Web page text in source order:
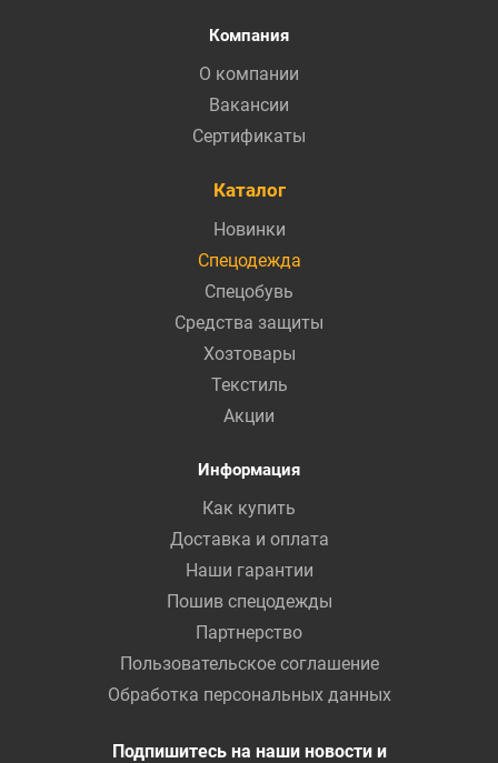
Компания
О компании
Вакансии
Сертификаты
Каталог
Новинки
Спецодежда
Спецобувь
Средства защиты
Хозтовары
Текстиль
Акции
Информация
Как купить
Доставка и оплата
Наши гарантии
Пошив спецодежды
Партнерство
Пользовательское соглашение
Обработка персональных данных
Подпишитесь на наши новости и